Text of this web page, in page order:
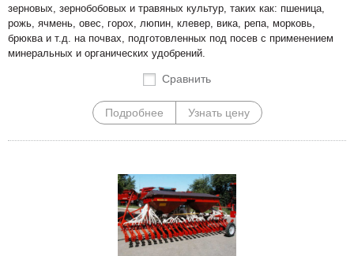
зерновых, зернобобовых и травяных культур, таких как: пшеница,
рожь, ячмень, овес, горох, люпин, клевер, вика, репа, морковь,
брюква и т.д. на почвах, подготовленных под посев с применением
минеральных и органических удобрений.
Сравнить
Подробнее Узнать цену